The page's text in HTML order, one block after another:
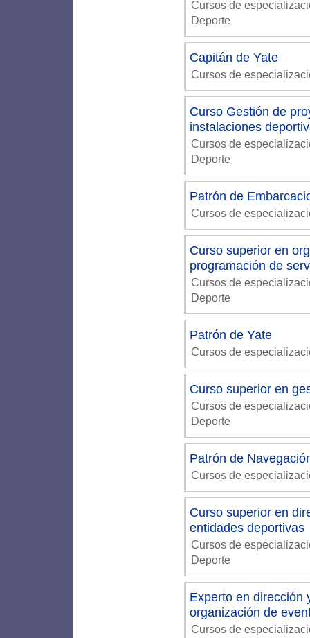
Cursos de
Deporte
Capitán de Yate
Cursos de
Curso Gestión de
instalaciones
Cursos de
Deporte
Patrón de
Cursos de
Curso superior en
programación de
Cursos de
Deporte
Patrón de Yate
Cursos de
Curso superior en
Cursos de
Deporte
Patrón de
Cursos de
Curso superior en
entidades deportivas
Cursos de
Deporte
Experto en dirección
organización de
Cursos de